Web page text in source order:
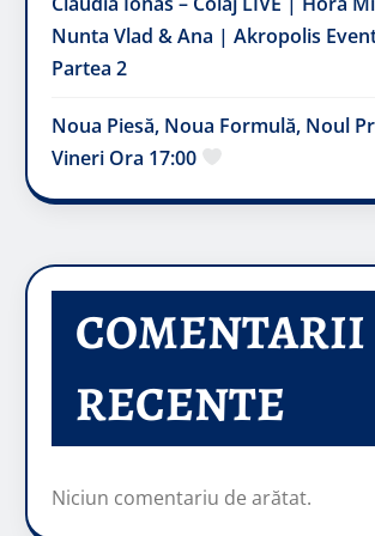
Nunta Vlad & Ana | Akropolis
Partea 2
Noua Piesă, Noua Formulă, Noul
Vineri Ora 17:00
COMENTARII
RECENTE
Niciun comentariu de arătat.